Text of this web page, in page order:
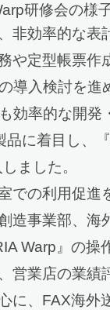
研修会の様
非効率的な表
や定型帳票作
導入検討を進
効率的な開発
品に着目し、
ました。
での利用促進
造事業部、海
Warp』の操
営業店の業績
に、FAX海外